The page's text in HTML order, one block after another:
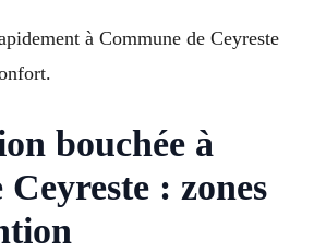
à Commune de Ceyreste
bouchée à
: zones